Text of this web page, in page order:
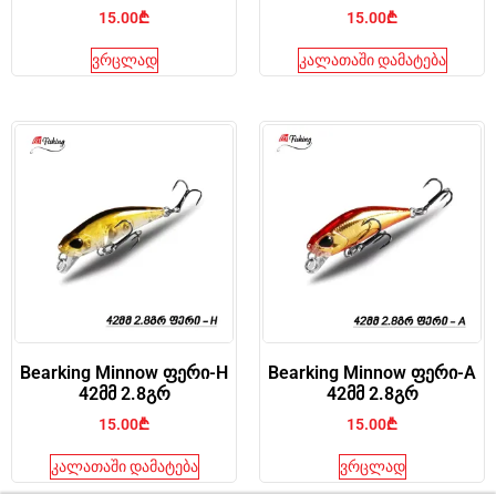
15.00₾
ვრცლად
15.00₾
კალათაში დამატება
Bearking Minnow ფერი-H
42მმ 2.8გრ
15.00₾
კალათაში დამატება
Bearking Minnow ფერი-A
42მმ 2.8გრ
15.00₾
ვრცლად